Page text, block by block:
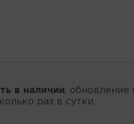
в наличии, обновление
раз в сутки.